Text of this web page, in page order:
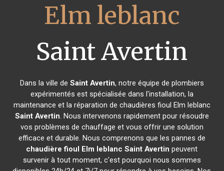
Elm leblanc
Saint Avertin
Dans la ville de Saint Avertin, notre équipe de plombiers
expérimentés est spécialisée dans l'installation, la
maintenance et la réparation de chaudières fioul Elm leblanc
Saint Avertin. Nous intervenons rapidement pour résoudre
vos problèmes de chauffage et vous offrir une solution
efficace et durable. Nous comprenons que les pannes de
chaudière fioul Elm leblanc Saint Avertin peuvent
survenir à tout moment, c'est pourquoi nous sommes